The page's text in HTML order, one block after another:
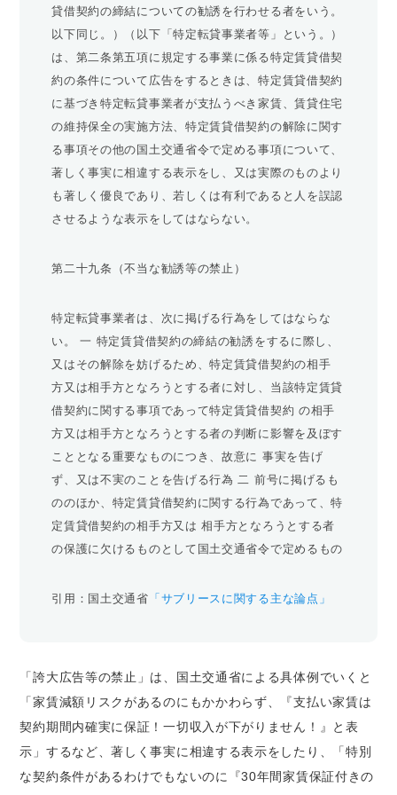
貸借契約の締結についての勧誘を行わせる者をいう。
以下同じ。）（以下「特定転貸事業者等」という。）
は、第二条第五項に規定する事業に係る特定賃貸借契
約の条件について広告をするときは、特定賃貸借契約
に基づき特定転貸事業者が支払うべき家賃、賃貸住宅
の維持保全の実施方法、特定賃貸借契約の解除に関す
る事項その他の国土交通省令で定める事項について、
著しく事実に相違する表示をし、又は実際のものより
も著しく優良であり、若しくは有利であると人を誤認
させるような表示をしてはならない。
第二十九条（不当な勧誘等の禁止）
特定転貸事業者は、次に掲げる行為をしてはならな
い。 一 特定賃貸借契約の締結の勧誘をするに際し、
又はその解除を妨げるため、特定賃貸借契約の相手
方又は相手方となろうとする者に対し、当該特定賃貸
借契約に関する事項であって特定賃貸借契約 の相手
方又は相手方となろうとする者の判断に影響を及ぼす
こととなる重要なものにつき、故意に 事実を告げ
ず、又は不実のことを告げる行為 二 前号に掲げるも
ののほか、特定賃貸借契約に関する行為であって、特
定賃貸借契約の相手方又は 相手方となろうとする者
の保護に欠けるものとして国土交通省令で定めるもの
引用：国土交通省 「サブリースに関する主な論点」
「誇大広告等の禁止」は、国土交通省による具体例でいくと
「家賃減額リスクがあるのにもかかわらず、『支払い家賃は
契約期間内確実に保証！一切収入が下がりません！』と表
示」するなど、著しく事実に相違する表示をしたり、「特別
な契約条件があるわけでもないのに『30年間家賃保証付きの